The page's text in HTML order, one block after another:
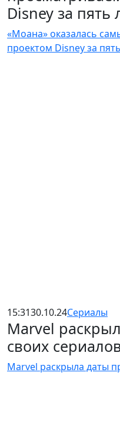
Disney за пять
«Моана» оказалась
проектом Disney за
15:3130.10.24Сериалы
Marvel
своих
Marvel раскрыла даты